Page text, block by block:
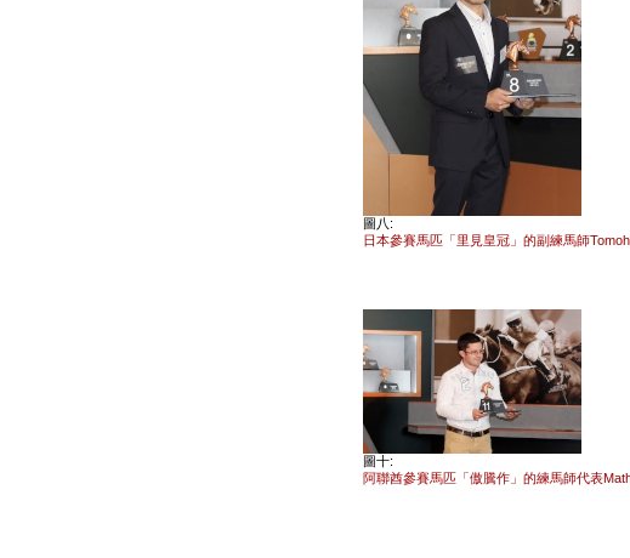
圖八:
日本參賽馬匹「里見皇冠」的副練馬師
圖十:
阿聯酋參賽馬匹「傲騰作」的練馬師代表